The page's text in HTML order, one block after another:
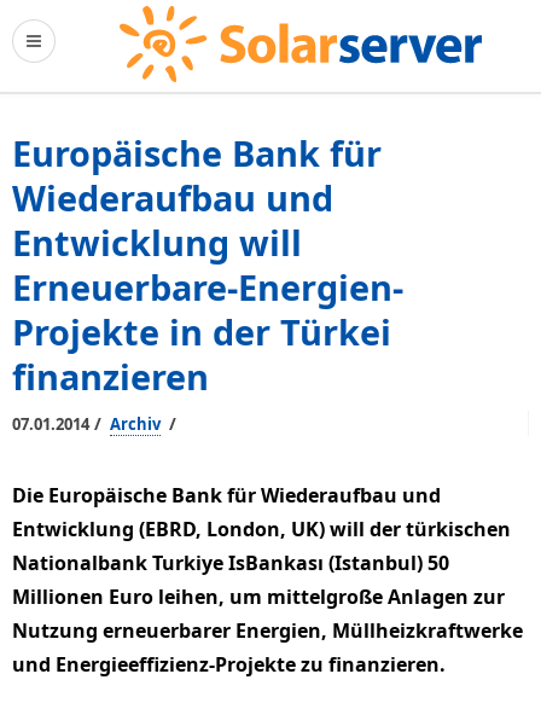
Europäische Bank für
Wiederaufbau und
Entwicklung will
Erneuerbare-Energien-
Projekte in der Türkei
finanzieren
07.01.2014/ Archiv /
Die Europäische Bank für Wiederaufbau und
Entwicklung (EBRD, London, UK) will der türkischen
Nationalbank Turkiye IsBankası (Istanbul) 50
Millionen Euro leihen, um mittelgroße Anlagen zur
Nutzung erneuerbarer Energien, Müllheizkraftwerke
und Energieeffizienz-Projekte zu finanzieren.